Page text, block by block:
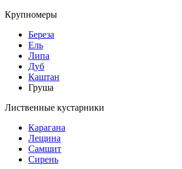
Крупномеры
Береза
Ель
Липа
Дуб
Каштан
Груша
Лиственные кустарники
Карагана
Лещина
Самшит
Сирень